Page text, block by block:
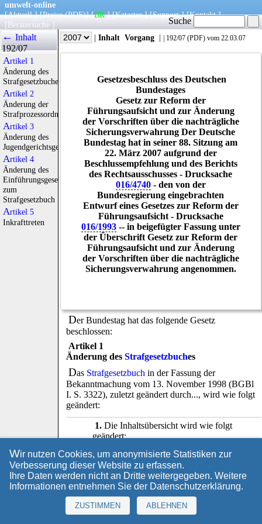
umwelt-online
[Aktuell] [Preise (PDF)] [BR] [Kataster] [Support] [Kontakt]
[ Beratersuche ]
|Info | Inhalt Vorgang | 192/07 (PDF) vom 22.03.07
Gesetzesbeschluss des Deutschen
Bundestages
Gesetz zur Reform der
Führungsaufsicht und zur Änderung
der Vorschriften über die nachträgliche
Sicherungsverwahrung Der Deutsche
Bundestag hat in seiner 88. Sitzung am
22. März 2007 aufgrund der
Beschlussempfehlung und des Berichts
des Rechtsausschusses - Drucksache
016/4740- den von der
Bundesregierung eingebrachten
Entwurf eines Gesetzes zur Reform der
Führungsaufsicht - Drucksache
016/1993-- in beigefügter Fassung unter
der Überschrift Gesetz zur Reform der
Führungsaufsicht und zur Änderung
der Vorschriften über die nachträgliche
Sicherungsverwahrung angenommen.
Der Bundestag hat das folgende Gesetz
beschlossen:
Artikel 1
Änderung desStrafgesetzbuches
Das Strafgesetzbuch in der Fassung der
Bekanntmachung vom 13. November 1998 (BGBl
I. S. 3322), zuletzt geändert durch..., wird wie folgt
geändert:
1.Die Inhaltsübersicht wird wie folgt
geändert:
a)Nach der Angabe "§ 67g
Widerruf der Aussetzung
Angabe "§ 67h Befristete
Wiederinvollzugsetzung;
Krisenintervention" eingefügt.
Die Angabe zu § 68a wird wie
← Inhalt
192/07
Artikel 1
Änderung des
Strafgesetzbuches
Artikel 2
Änderung der
Strafprozessordnung
Artikel 3
Änderung des
Jugendgerichtsgesetzes
Artikel 4
Änderung des
Einführungsgesetzes
zum
Strafgesetzbuch
Artikel 5
Inkrafttreten
Suche
Wir nutzen Cookies, um anonymisierte Statistiken zur
Verbesserung dieser Website zu erfassen.
Ihre Daten werden nicht an Dritte weitergegeben. Weitere
Informationen entnehmen Sie der Datenschutzerklärung.
ZUSTIMMEN ABLEHNEN